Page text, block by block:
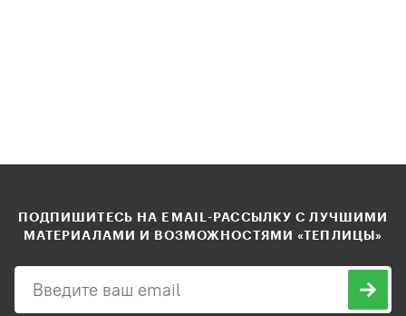
ПОДПИШИТЕСЬ НА EMAIL-РАССЫЛКУ С ЛУЧШИМИ
МАТЕРИАЛАМИ И ВОЗМОЖНОСТЯМИ «ТЕПЛИЦЫ»